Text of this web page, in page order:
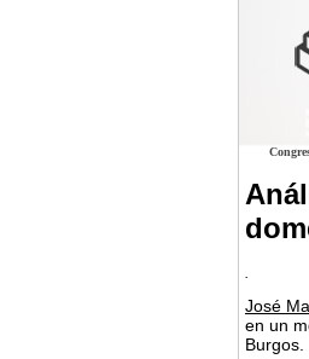
.
José
en un
Burgos.